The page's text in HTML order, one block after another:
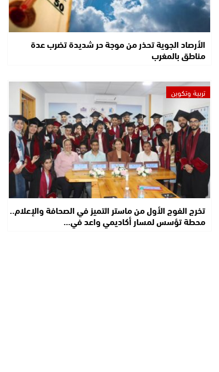
الأرصاد الجوية تحذر من موجة حر شديدة تضرب عدة
مناطق بالمغرب
تربية وتكوين
تخرج الفوج الأول من ماستر التميز في الصحافة والإعلام..
محطة تؤسس لمسار أكاديمي واعد في…